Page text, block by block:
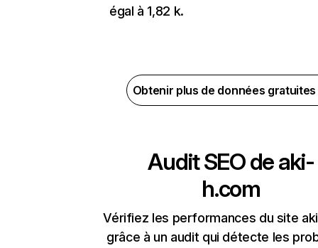
égal à 1,82 k.
Obtenir plus de données
Audit SEO deaki-
h.com
Vérifiez les performances du site
grâce à un audit qui détecte les